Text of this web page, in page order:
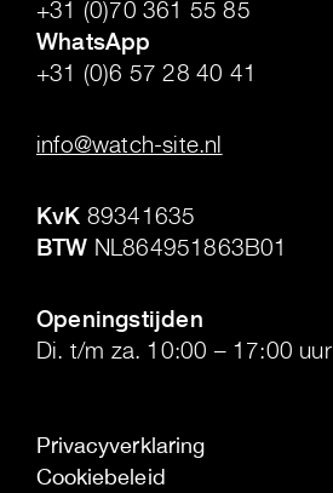
+31 (0)70 361 55 85
WhatsApp
+31 (0)6 57 28 40 41
info@watch-site.nl
KvK 89341635
BTW NL864951863B01
Openingstijden
Di. t/m za. 10:00 – 17:00 uur
Privacyverklaring
Cookiebeleid